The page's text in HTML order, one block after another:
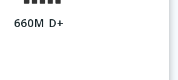
660M D+